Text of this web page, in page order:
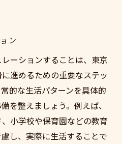
ン
ーションすることは、東京
進めるための重要なステッ
的な生活パターンを具体的
を整えましょう。例えば、
小学校や保育園などの教育
し、実際に生活することで